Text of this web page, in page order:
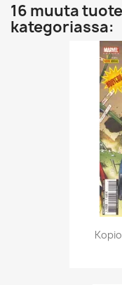
16 muuta
kategoriassa: